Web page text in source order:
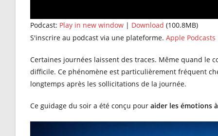
Podcast: Play in new window | Download (100.8MB)
S'inscrire au podcast via une plateforme. Apple Podcasts
Certaines journées laissent des traces. Même quand le
difficile. Ce phénomène est particulièrement fréquent
longtemps après les sollicitations de la journée.
Ce guidage du soir a été conçu pour aider les émotions